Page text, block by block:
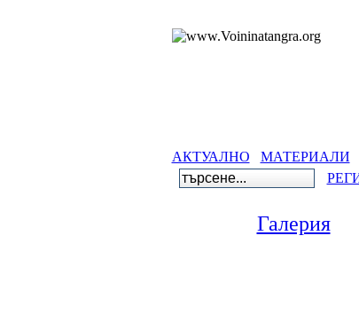
АКТУАЛНО МАТЕРИАЛИ
Галерия